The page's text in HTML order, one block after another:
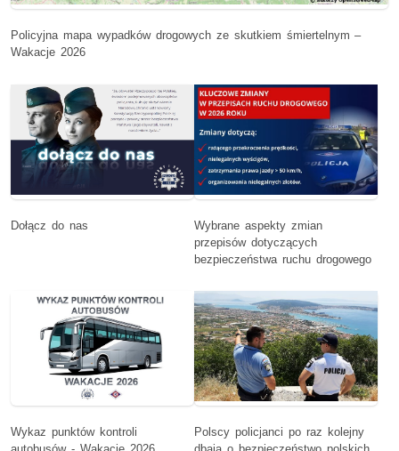
Policyjna mapa wypadków drogowych ze skutkiem śmiertelnym –
Wakacje 2026
Dołącz do nas
Wybrane aspekty zmian
przepisów dotyczących
bezpieczeństwa ruchu drogowego
Wykaz punktów kontroli
Polscy policjanci po raz kolejny